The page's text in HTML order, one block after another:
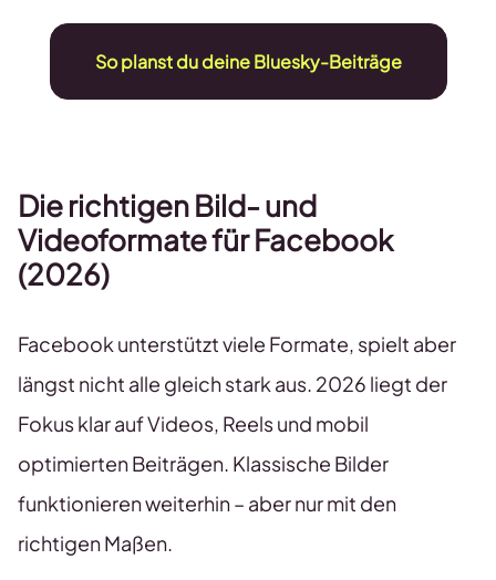
So planst du deine Bluesky-Beiträge
Die richtigen Bild- und
Videoformate fürFacebook
(2026)
Facebook unterstützt viele Formate, spielt aber
längst nicht alle gleich stark aus. 2026 liegt der
Fokus klar auf Videos, Reels und mobil
optimierten Beiträgen. Klassische Bilder
funktionieren weiterhin – aber nur mit den
richtigen Maßen.